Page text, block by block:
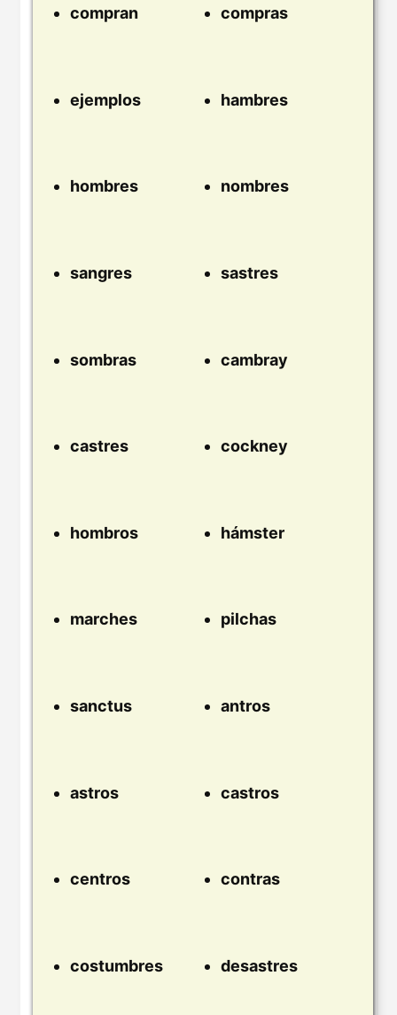
compran compras
ejemplos hambres
hombres nombres
sangres sastres
sombras cambray
castres cockney
hombros hámster
marches pilchas
sanctus antros
astros castros
centros contras
costumbres desastres